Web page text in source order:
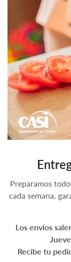
Preparamos
cada semana,
Los envíos
Recibe tu